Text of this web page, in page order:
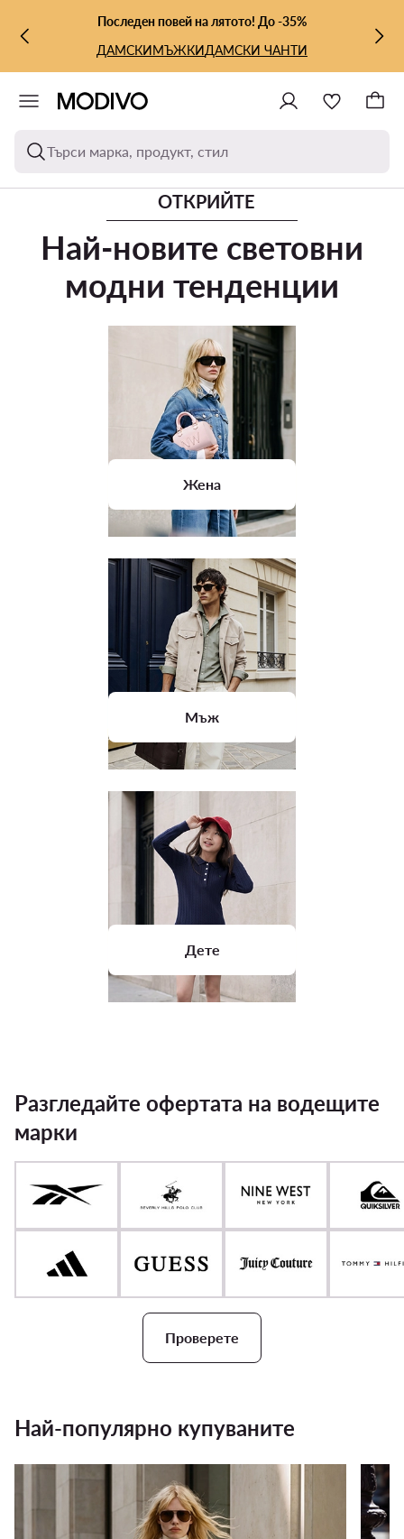
КЪМ ОСНОВНОТО СЪДЪРЖАНИЕ
КЪМ ТЪРСЕНЕПоследен повей на лятото! До -35%
ДАМСКИМЪЖКИДАМСКИ ЧАНТИ
Търси марка, продукт, стил
ОТКРИЙТЕ
Най-новите световни
модни тенденции
Жена
Мъж
Дете
Разгледайте офертата на водещите
марки
Проверете
Най-популярно купуваните